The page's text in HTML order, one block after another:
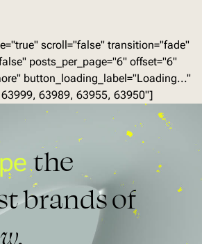
scroll="false" transition="fade"
posts_per_page="6" offset="6"
button_loading_label="Loading..."
63989, 63955, 63950"]
the
brands of